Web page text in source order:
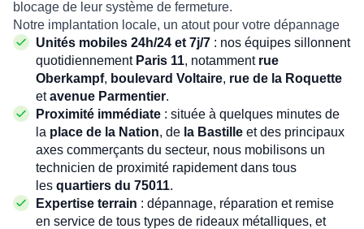
blocage de leur système de fermeture.
Notre implantation locale, un atout pour votre dépannage
Unités mobiles 24h/24 et 7j/7 : nos équipes sillonnent
quotidiennement Paris 11, notamment rue
Oberkampf, boulevard Voltaire, rue de la Roquette
etavenue Parmentier.
Proximité immédiate : située à quelques minutes de
la place de la Nation, de la Bastille et des principaux
axes commerçants du secteur, nous mobilisons un
technicien de proximité rapidement dans tous
les quartiers du 75011.
Expertise terrain : dépannage, réparation et remise
en service de tous types de rideaux métalliques, et